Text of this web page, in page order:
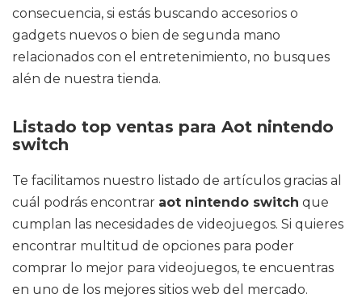
consecuencia, si estás buscando accesorios o
gadgets nuevos o bien de segunda mano
relacionados con el entretenimiento, no busques
alén de nuestra tienda.
Listado top ventas para Aot nintendo
switch
Te facilitamos nuestro listado de artículos gracias al
cuál podrás encontrar aot nintendo switch que
cumplan las necesidades de videojuegos. Si quieres
encontrar multitud de opciones para poder
comprar lo mejor para videojuegos, te encuentras
en uno de los mejores sitios web del mercado.